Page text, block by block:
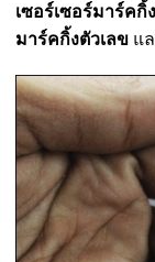
เซอร์เซอร์มาร์คกิ้
มาร์คกิ้งตัวเลข แ